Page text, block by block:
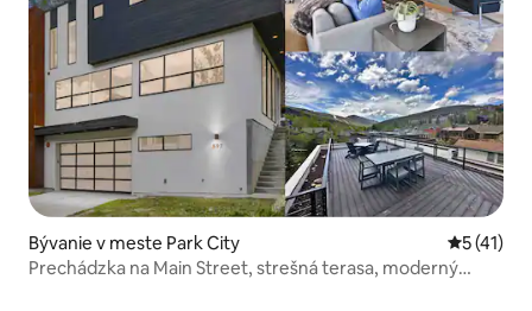
Bývanie v meste Park City
5 (41)
Prechádzka na Main Street, strešná terasa, moderný